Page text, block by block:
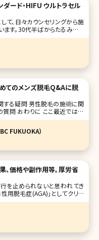
ード・HIFU ウルトラセル
て、日々カウンセリングから施
す。30代半ばからたるみやた
気になりだす方が多く、一度の
まで長期間かかる根気のいる
てのメンズ脱毛Q&Aに脱
に ここ最近では数
に医療脱毛をしている方が増え
低下してきています。 女性の
、男性はまだ
FUKUOKA）
、価格や副作用等。厚労省
行を止められないと思われてき
用脱毛症(AGA)」としてクリニ
りました。にもかかわらず、世
がまだまだたくさんいます。残
フィナステリドはすべての人